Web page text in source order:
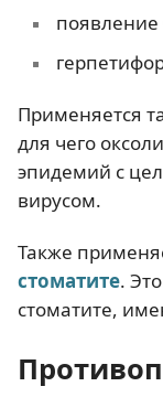
появление
Применяется
для чего
эпидемий с
вирусом.
Также
стоматите.
стоматите,